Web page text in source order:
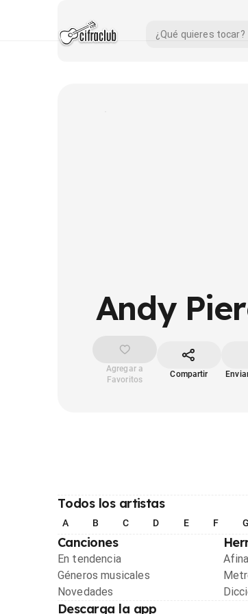
Andy
Agregar a
Favoritos
Compartir
Todos los artistas
A B C D E F G
Canciones
En tendencia
Géneros musicales
Novedades
Descarga la app